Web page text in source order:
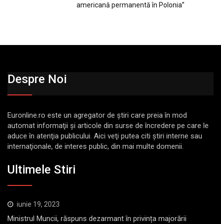
americană permanentă în Polonia”
Despre Noi
Euronline.ro este un agregator de ştiri care preia în mod
automat informaţii şi articole din surse de încredere pe care le
aduce în atenţia publicului. Aici veţi putea citi ştiri interne sau
internaţionale, de interes public, din mai multe domenii.
Ultimele Stiri
iunie 19, 2023
Ministrul Muncii, răspuns dezarmant în privința majorării